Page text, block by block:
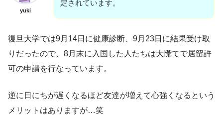
yuki
定されています。
復旦大学では9月14日に健康診断、9月23日に結果受け取
りだったので、8月末に入国した人たちは大慌てで居留許
可の申請を行なっています。
逆に日にちが遅くなるほど友達が増えて心強くなるという
メリットはありますが…笑